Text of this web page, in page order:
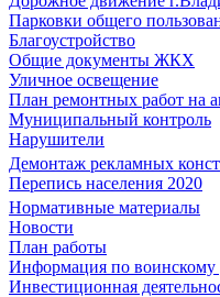
Парковки общего
Благоустройство
Общие документы ЖКХ
Уличное освещение
План ремонтных работ на
Муниципальный контроль
Нарушители
Демонтаж рекламных
Перепись населения 2020
Нормативные материалы
Новости
План работы
Информация по воинскому
Инвестиционная